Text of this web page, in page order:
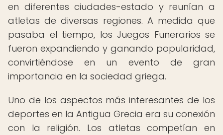
en diferentes ciudades-estado y reunían a
atletas de diversas regiones. A medida que
pasaba el tiempo, los Juegos Funerarios se
fueron expandiendo y ganando popularidad,
convirtiéndose en un evento de gran
importancia en la sociedad griega.
Uno de los aspectos más interesantes de los
deportes en la Antigua Grecia era su conexión
con la religión. Los atletas competían en